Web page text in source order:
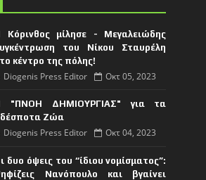
Κόρινθος μίλησε - Μεγαλειώδης
του Νίκου Σταυρέλη
κέντρο της πόλης!
Diogenis Press Editor Οκτ 05, 2023
"ΠΝΟΗ ΔΗΜΙΟΥΡΓΙΑΣ" για τα
Ζώα
Diogenis Press Editor Οκτ 04, 2023
δυο όψεις του “ίδιου νομίσματος”:
Νανόπουλο και βγαίνει